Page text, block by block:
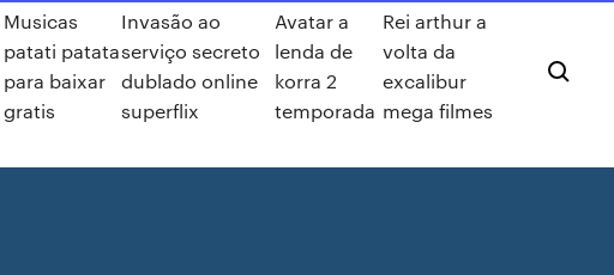
Musicas
patati patata
para baixar
gratis
Invasão ao
serviço secreto
dublado online
superflix
Avatar a
lenda de
korra 2
temporada
Rei arthur a
volta da
excalibur
mega filmes